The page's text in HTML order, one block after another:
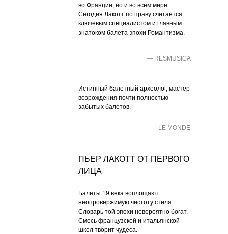
Балеты 19 века воплощают
неопровержимую чистоту стиля.
Словарь той эпохи невероятно богат.
Смесь французской и итальянской
школ творит чудеса.
ПЬЕР ЛАКОТТ ОТ ПЕРВОГО
ЛИЦА
Истинный балетный археолог, мастер
возрождения почти полностью
забытых балетов.
— LE MONDE
во Франции, но и во всем мире.
Сегодня Лакотт по праву считается
ключевым специалистом и главным
знатоком балета эпохи Романтизма.
— RESMUSICA